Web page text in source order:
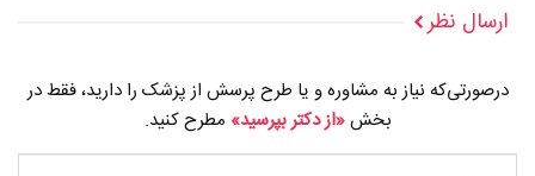
ارسال نظر
درصورتی‌که نیاز به مشاوره و یا طرح پرسش از پزشک را دارید، فقط در
بخش«از دکتر بپرسید» مطرح کنید.